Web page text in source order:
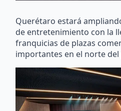
Querétaro estará
de entretenimiento con la
franquicias de plazas
importantes en el norte del